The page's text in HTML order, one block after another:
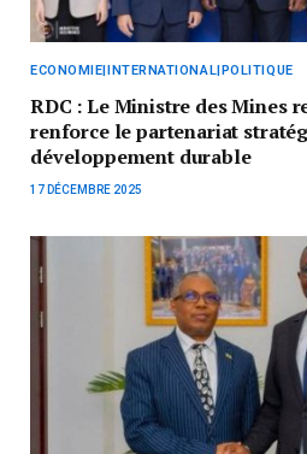
ECONOMIE|INTERNATIONAL|POLITIQUE
RDC : Le Ministre des Mines
renforce le partenariat
développement durable
17 DÉCEMBRE 2025